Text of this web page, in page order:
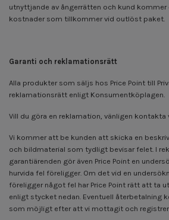
utnyttjande av ångerrätten och kund
kostnader som tillkommer vid outlöst paket.
Garanti och reklamationsrätt
Alla produkter som säljs hos Price Point till
reklamationsrätt enligt Konsumentköplagen.
Vill du göra en reklamation, vänligen kontakta
Vi kommer att be kunden att skicka en
och bildmaterial som tydligt bevisar felet. I
garantiärenden gör även Price Point en
hurvida fel föreligger. Om det vid en
föreligger något fel har Price Point rätt att ta
enligt stycket nedan. Eventuell återbetalning
som möjligt efter att vi mottagit och